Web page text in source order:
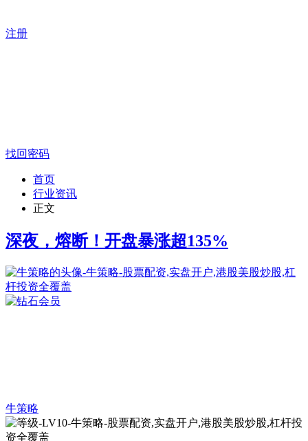
注册
找回密码
首页
行业资讯
正文
深夜，熔断！开盘暴涨超135%
牛策略